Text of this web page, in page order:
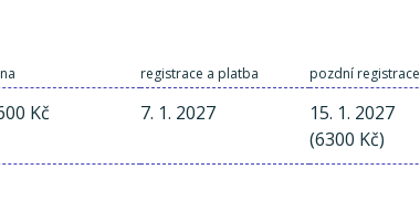
registrace a platba pozdní registrace
Kč 7. 1. 2027
15. 1. 2027
(6300 Kč)